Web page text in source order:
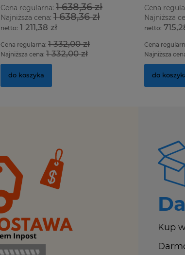
Cena regularna: 1 638,36 zł
Najniższa cena: 1 638,36 zł
1 211,38 zł
Cena regularna: 1 332,00 zł
Najniższa cena: 1 332,00 zł
do koszyka
Cena
Najniższa
Cena
Najniższa
do
Kup